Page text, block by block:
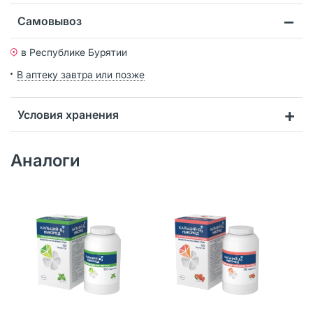
Самовывоз
в Республике Бурятии
В аптеку завтра или позже
Условия хранения
Аналоги